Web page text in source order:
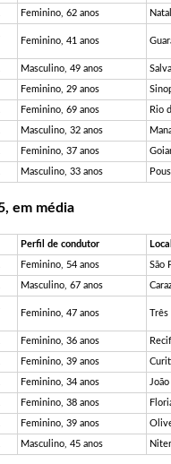
Feminino, 62 anos
Feminino, 41 anos
Masculino, 49 anos
Feminino, 29 anos
Feminino, 69 anos Rio
Masculino, 32 anos
Feminino, 37 anos
Masculino, 33 anos
em média
Perfil de condutor
Feminino, 54 anos São
Masculino, 67 anos
Feminino, 47 anos Três
Feminino, 36 anos
Feminino, 39 anos
Feminino, 34 anos
Feminino, 38 anos
Feminino, 39 anos
Masculino, 45 anos